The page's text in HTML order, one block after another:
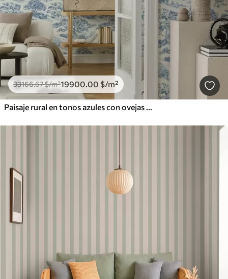
33166.67$/m²19900.00 $/m²
Paisaje rural en tonos azules con ovejas y árboles